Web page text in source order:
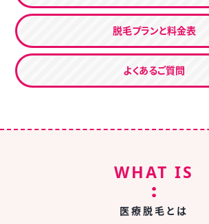
脱毛プランと料金表
よくあるご質問
WHAT IS
医療脱毛とは